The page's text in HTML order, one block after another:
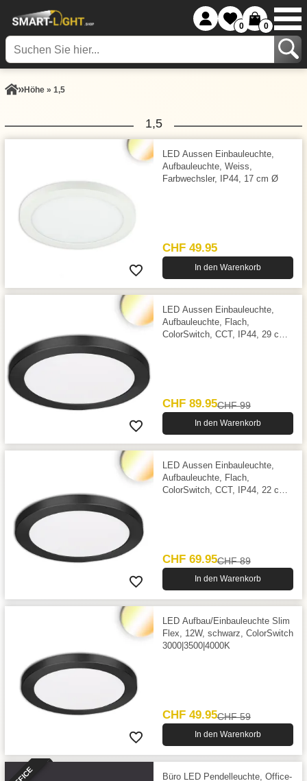
0 0
Höhe » 1,5
1,5
LED Aussen Einbauleuchte,
Aufbauleuchte, Weiss,
Farbwechsler, IP44, 17 cm Ø
CHF 49.95
In den Warenkorb
LED Aussen Einbauleuchte,
Aufbauleuchte, Flach,
ColorSwitch, CCT, IP44, 29 cm
CHF 89.95CHF 99
In den Warenkorb
LED Aussen Einbauleuchte,
Aufbauleuchte, Flach,
ColorSwitch, CCT, IP44, 22 cm
CHF 69.95CHF 89
In den Warenkorb
LED Aufbau/Einbauleuchte Slim
Flex, 12W, schwarz, ColorSwitch
3000|3500|4000K
CHF 49.95CHF 59
In den Warenkorb
Büro LED Pendelleuchte, Office-